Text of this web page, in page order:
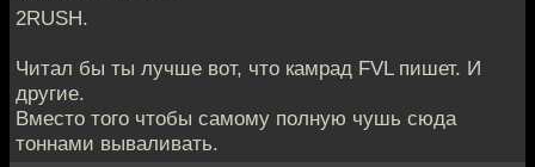
2RUSH.
Читал бы ты лучше вот, что камрад FVL пишет. И
другие.
Вместо того чтобы самому полную чушь сюда
тоннами вываливать.